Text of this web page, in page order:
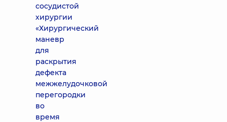
сосудистой
хирургии
«Хирургический
маневр
для
раскрытия
дефекта
межжелудочковой
перегородки
во
время